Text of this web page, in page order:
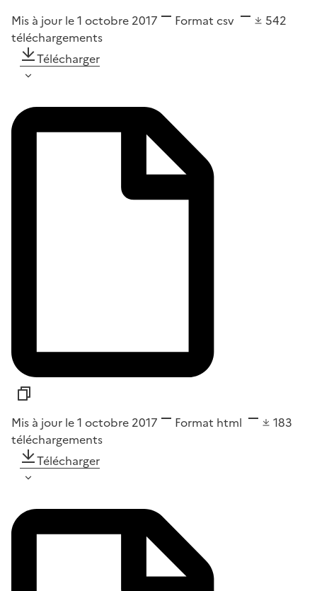
Mis à jour le 1 octobre 2017 Format csv
542
téléchargements
Télécharger
Mis à jour le 1 octobre 2017 Format html
183
téléchargements
Télécharger